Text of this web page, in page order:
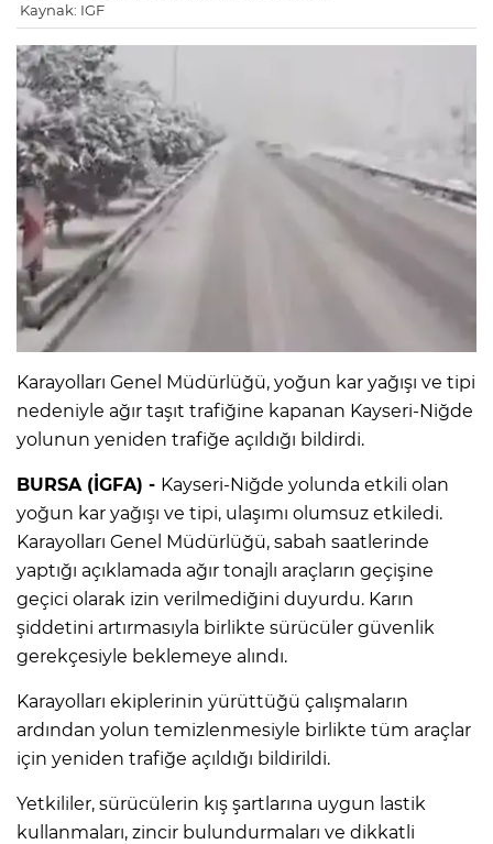
Kaynak: IGF
Karayolları Genel Müdürlüğü, yoğun kar yağışı ve tipi
nedeniyle ağır taşıt trafiğine kapanan Kayseri-Niğde
yolunun yeniden trafiğe açıldığı bildirdi.
BURSA (İGFA) - Kayseri-Niğde yolunda etkili olan
yoğun kar yağışı ve tipi, ulaşımı olumsuz etkiledi.
Karayolları Genel Müdürlüğü, sabah saatlerinde
yaptığı açıklamada ağır tonajlı araçların geçişine
geçici olarak izin verilmediğini duyurdu. Karın
şiddetini artırmasıyla birlikte sürücüler güvenlik
gerekçesiyle beklemeye alındı.
Karayolları ekiplerinin yürüttüğü çalışmaların
ardından yolun temizlenmesiyle birlikte tüm araçlar
için yeniden trafiğe açıldığı bildirildi.
Yetkililer, sürücülerin kış şartlarına uygun lastik
kullanmaları, zincir bulundurmaları ve dikkatli